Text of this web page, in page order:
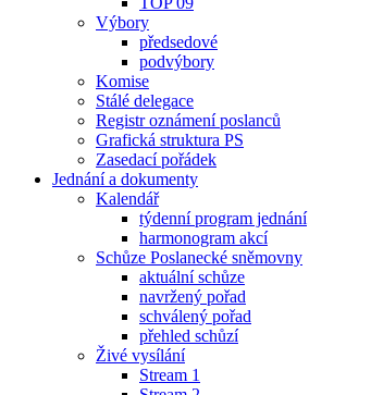
Výbory
předsedové
podvýbory
Komise
Stálé delegace
Registr oznámení poslanců
Grafická struktura PS
Zasedací pořádek
Jednání a dokumenty
Kalendář
týdenní program jednání
harmonogram akcí
Schůze Poslanecké sněmovny
aktuální schůze
navržený pořad
schválený pořad
přehled schůzí
Živé vysílání
Stream 1